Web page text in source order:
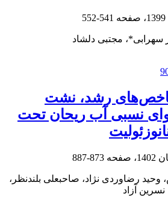
541-552
سهرابی*، مجتبی دلشاد
رشد، نشت
نسبی آب ریحان تحت
873-887
وحید رضاوردی نژاد، صاحبعلی بلندنظر،
آزاد